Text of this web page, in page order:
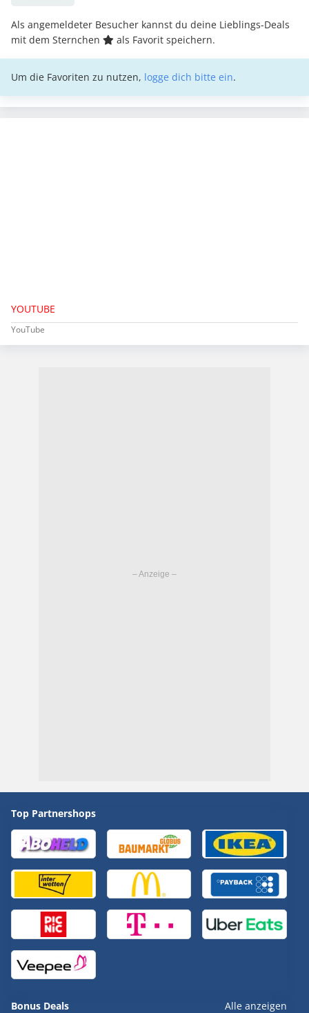
Als angemeldeter Besucher kannst du deine Lieblings-Deals
mit dem Sternchen
als Favorit speichern.
Um die Favoriten zu nutzen, logge dich bitte ein.
YOUTUBE
YouTube
Top Partnershops
Bonus Deals Alle anzeigen